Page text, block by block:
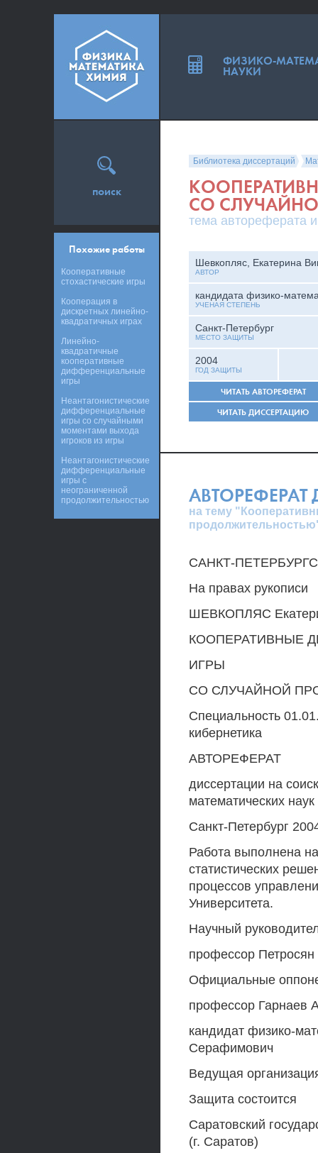
Библиотека диссертаций
СО
тема автореферата
Шевкопляс, Екатерина
АВТОР
кандидата физико-
УЧЕНАЯ СТЕПЕНЬ
Санкт-Петербург
МЕСТО ЗАЩИТЫ
2004
ГОД ЗАЩИТЫ
ЧИТАТЬ АВТОРЕФЕРАТ
ЧИТАТЬ ДИССЕРТАЦИЮ
АВТОРЕФЕРАТ
на тему
САНКТ-
На правах рукописи
ШЕВКОПЛЯС
КООПЕРАТИВНЫЕ
ИГРЫ
СО СЛУЧАЙНОЙ
Специальность
кибернетика
АВТОРЕФЕРАТ
диссертации на
математических наук
Санкт-Петербург
Работа выполнена
статистических
процессов
Университета.
Научный
профессор
Официальные
профессор Гарнаев
кандидат физико-
Серафимович
Ведущая
Защита состоится
Саратовский
(г. Саратов)
поиск
Похожие работы
Кооперативные
стохастические игры
Кооперация в
дискретных линейно-
квадратичных играх
Линейно-
квадратичные
кооперативные
дифференциальные
игры
Неантагонистические
дифференциальные
игры со случайными
моментами выхода
игроков из игры
Неантагонистические
дифференциальные
игры с
неограниченной
продолжительностью
ФИЗИКО-
НАУКИ